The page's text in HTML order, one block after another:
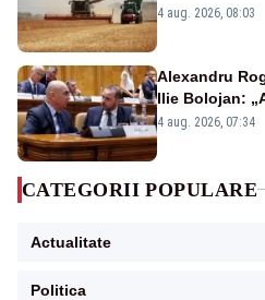
strategia
4 aug. 2026, 08:03
Alexandru
Ilie Bolojan:
urmărind
4 aug. 2026, 07:34
CATEGORII POPULARE
Actualitate
Politica